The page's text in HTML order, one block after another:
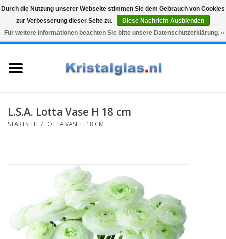
Snelle levering
Graveren
0 Artikel - €0,00
Karaffen
Geschenke
Kaffee & Tee
L.S.A. Lotta Vase H 18 cm
STARTSEITE/ LOTTA VASE H 18 CM
Durch die Nutzung unserer Webseite stimmen Sie dem Gebrauch von Cookies
zur Verbesserung dieser Seite zu.
Diese Nachricht Ausblenden
Für weitere Informationen beachten Sie bitte unsere Datenschutzerklärung. »